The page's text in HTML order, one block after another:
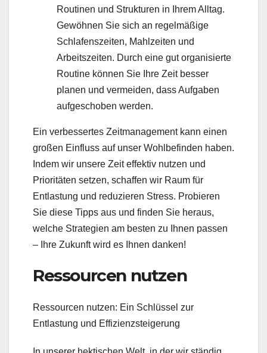
Routinen und Strukturen in Ihrem Alltag.
Gewöhnen Sie sich an regelmäßige
Schlafenszeiten, Mahlzeiten und
Arbeitszeiten. Durch eine gut organisierte
Routine können Sie Ihre Zeit besser
planen und vermeiden, dass Aufgaben
aufgeschoben werden.
Ein verbessertes Zeitmanagement kann einen
großen Einfluss auf unser Wohlbefinden haben.
Indem wir unsere Zeit effektiv nutzen und
Prioritäten setzen, schaffen wir Raum für
Entlastung und reduzieren Stress. Probieren
Sie diese Tipps aus und finden Sie heraus,
welche Strategien am besten zu Ihnen passen
– Ihre Zukunft wird es Ihnen danken!
Ressourcen nutzen
Ressourcen nutzen: Ein Schlüssel zur
Entlastung und Effizienzsteigerung